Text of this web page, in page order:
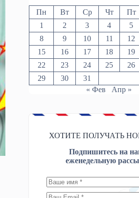
Пн Вт Ср Чт Пт
1
2 3 4 5
8
9 10 11 12
15
16 17 18 19
22
23 24 25 26
29
30
31
« Фев
Апр »
ХОТИТЕ ПОЛУЧАТЬ
Подпишитесь на
еженедельную